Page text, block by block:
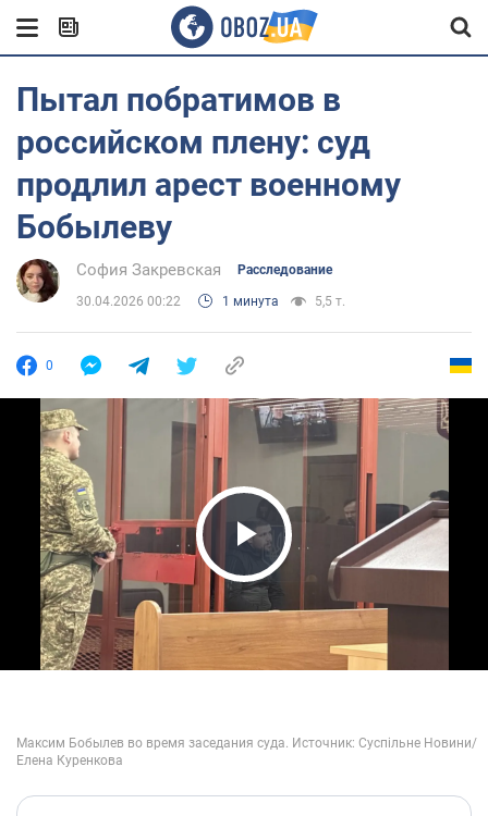
Пытал побратимов в
российском плену: суд
продлил арест военному
Бобылеву
София Закревская Расследование
30.04.2026 00:22 1 минута 5,5 т.
0
Play Video